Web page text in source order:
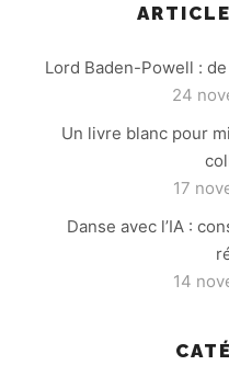
Lord Baden-Powell :
24
Un livre blanc pour
17
Danse avec l’IA :
14